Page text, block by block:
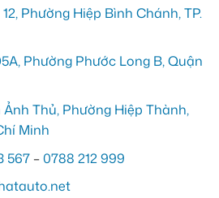
Phường Hiệp Bình Chánh, TP.
Phường Phước Long B, Quận
Ảnh Thủ, Phường Hiệp Thành,
Minh
567 –0788 212 999